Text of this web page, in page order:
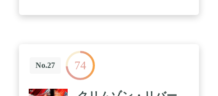
No.27 74